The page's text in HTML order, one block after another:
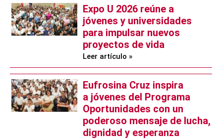
Expo U 2026 reúne a
jóvenes y universidades
para impulsar nuevos
proyectos de vida
Leer artículo »
Eufrosina Cruz inspira
a jóvenes del Programa
Oportunidades con un
poderoso mensaje de lucha,
dignidad y esperanza